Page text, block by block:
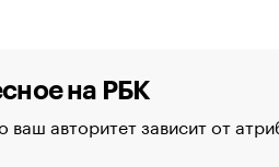
на РБК
ваш авторитет зависит от